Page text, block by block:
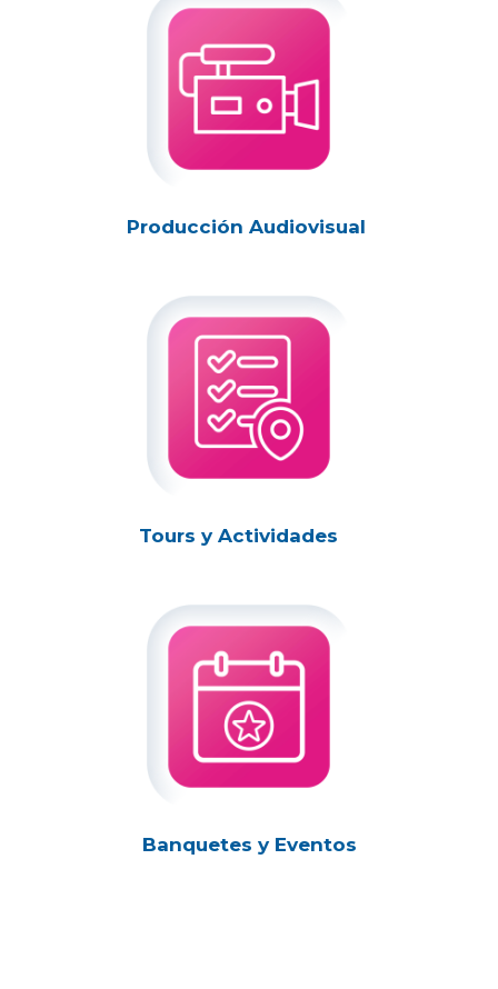
Producción Audiovisual
Tours y Actividades
Banquetes y Eventos